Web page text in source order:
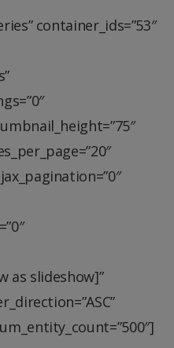
container_ids=”53″
as slideshow]”